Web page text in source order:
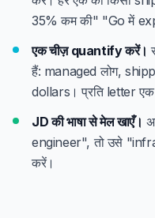
35% कम की" "Go में
एक चीज़ quantify करें।
हैं: managed लोग,
dollars। प्रति letter एक
JD की भाषा से मेल खाएँ।
engineer", तो उसे
करें।